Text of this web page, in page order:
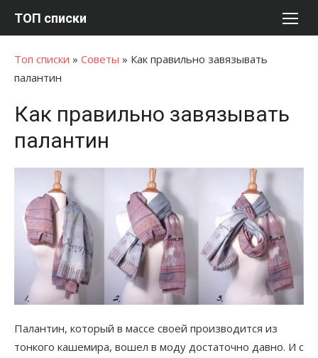
ТОП списки
Топ списки » Советы » Как правильно завязывать
палантин
Как правильно завязывать
палантин
Палантин, который в массе своей производится из
тонкого кашемира, вошел в моду достаточно давно. И с